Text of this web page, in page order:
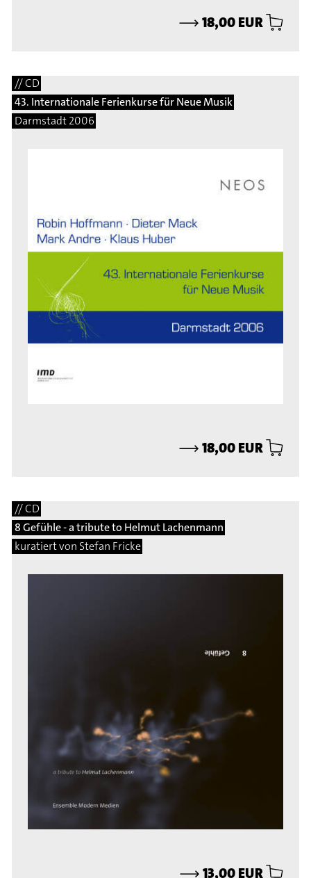
⟶18,00 EUR
// CD
43. Internationale Ferienkurse für Neue Musik
Darmstadt 2006
⟶18,00 EUR
// CD
8 Gefühle - a tribute to Helmut Lachenmann
kuratiert von Stefan Fricke
⟶13,00 EUR